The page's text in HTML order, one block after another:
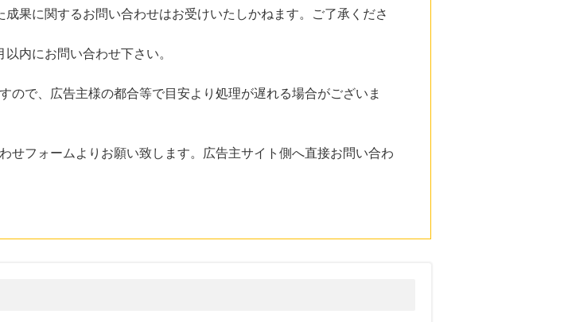
果に関するお問い合わせはお受けいたしかねます。ご了承くださ
内にお問い合わせ下さい。
で、広告主様の都合等で目安より処理が遅れる場合がございま
せフォームよりお願い致します。広告主サイト側へ直接お問い合わ